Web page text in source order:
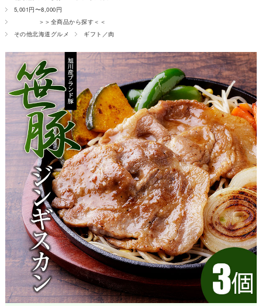
5,001円〜8,000円
＞＞全商品から探す＜＜
その他北海道グルメ
ギフト／肉